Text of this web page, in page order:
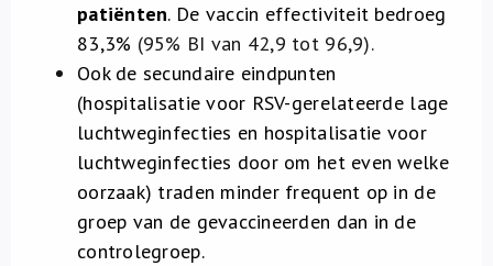
patiënten. De vaccin effectiviteit bedroeg
83,3% (95% BI van 42,9 tot 96,9).
Ook de secundaire eindpunten
(hospitalisatie voor RSV-gerelateerde lage
luchtweginfecties en hospitalisatie voor
luchtweginfecties door om het even welke
oorzaak) traden minder frequent op in de
groep van de gevaccineerden dan in de
controlegroep.